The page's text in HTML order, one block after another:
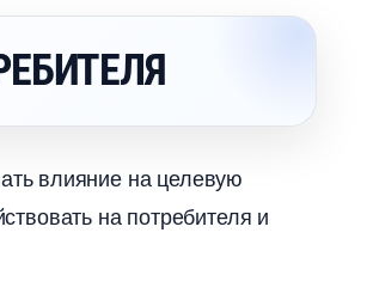
влияние на целевую
на потребителя и